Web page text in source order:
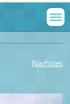
Nächstes